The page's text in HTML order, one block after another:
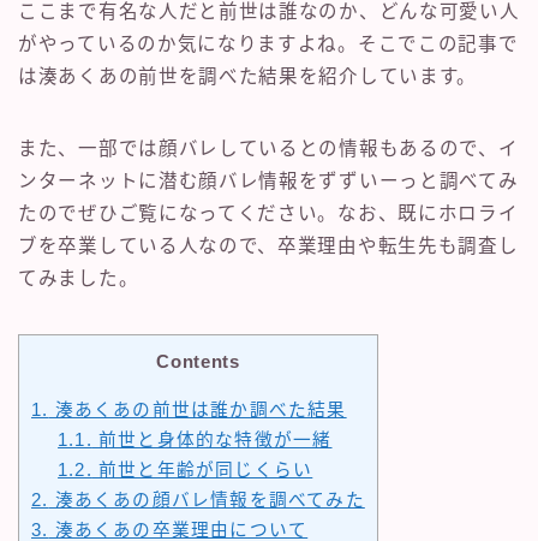
ここまで有名な人だと前世は誰なのか、どんな可愛い人
がやっているのか気になりますよね。そこでこの記事で
は湊あくあの前世を調べた結果を紹介しています。
また、一部では顔バレしているとの情報もあるので、イ
ンターネットに潜む顔バレ情報をずずいーっと調べてみ
たのでぜひご覧になってください。なお、既にホロライ
ブを卒業している人なので、卒業理由や転生先も調査し
てみました。
Contents
1. 湊あくあの前世は誰か調べた結果
1.1. 前世と身体的な特徴が一緒
1.2. 前世と年齢が同じくらい
2. 湊あくあの顔バレ情報を調べてみた
3. 湊あくあの卒業理由について